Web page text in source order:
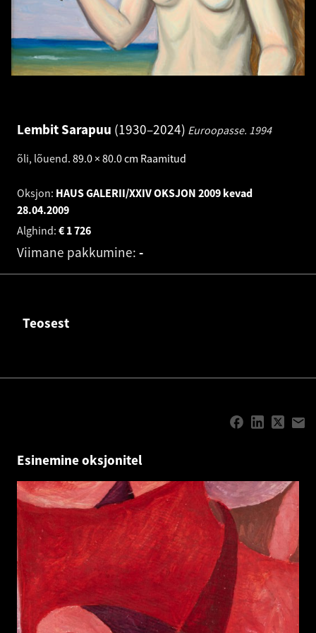
Lembit Sarapuu 1930–2024 Euroopasse. 1994
õli, lõuend. 89.0 × 80.0 cm Raamitud
Oksjon: HAUS GALERII/XXIV OKSJON 2009 kevad
28.04.2009
Alghind:
1 726
€
Viimane pakkumine: -
Teosest
Esinemine oksjonitel